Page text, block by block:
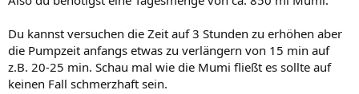
Du kannst versuchen die Zeit auf 3 Stunden zu erhöhen aber
die Pumpzeit anfangs etwas zu verlängern von 15 min auf
z.B. 20-25 min. Schau mal wie die Mumi fließt es sollte auf
keinen Fall schmerzhaft sein.